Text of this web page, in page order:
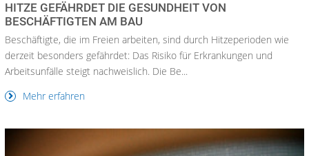
HITZE GEFÄHRDET DIE GESUNDHEIT VON
BESCHÄFTIGTEN AM BAU
Beschäftigte, die im Freien arbeiten, sind durch Hitzeperioden wie
derzeit besonders gefährdet: Das Risiko für Erkrankungen und
Arbeitsunfälle steigt nachweislich. Die Be...
Mehr erfahren